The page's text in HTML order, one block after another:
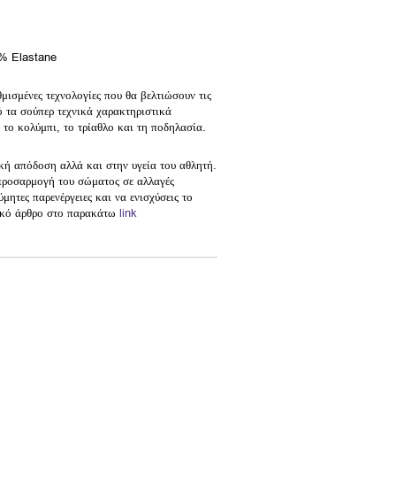
Elastane
τεχνολογίες που θα βελτιώσουν τις
σούπερ τεχνικά χαρακτηριστικά
κολύμπι, το τρίαθλο και τη ποδηλασία.
απόδοση αλλά και στην υγεία του αθλητή.
του σώματος σε αλλαγές
παρενέργειες και να ενισχύσεις το
άρθρο στο παρακάτω link